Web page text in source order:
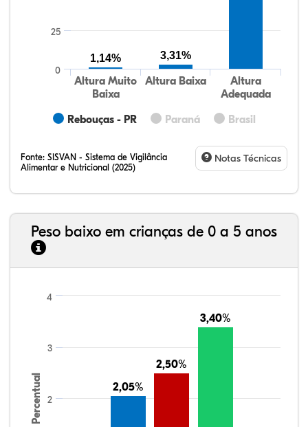
Rebouças - PR Paraná Brasil
Altura Muito
Baixa
Altura Baixa
Altura
Adequada
0
25
1,14% 3,31%
Fonte: SISVAN - Sistema de Vigilância
Alimentar e Nutricional (2025)
Notas Técnicas
Peso baixo em crianças de 0 a 5 anos
Percentual 2,05%
2,05%
2,50%
2,50%
3,40%
3,40%
2
3
4